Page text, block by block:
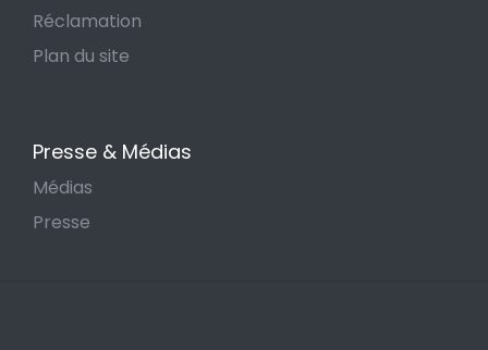
Réclamation
Plan du site
Presse & Médias
Médias
Presse